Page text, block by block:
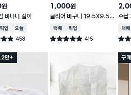
를 추가로 부착
없이 잘 붙어 있습니
천합니다.
깔끔하게 정리하고
생각합니다.
원
바나나 걸이
매장픽업오늘배송
458
건 작성
1,000원
클리어 바구니 19.5X9.5X
6.2cm
택배배송매장픽업
별점 4.9점 415
건 작성
수
택배
별점
만+ 구